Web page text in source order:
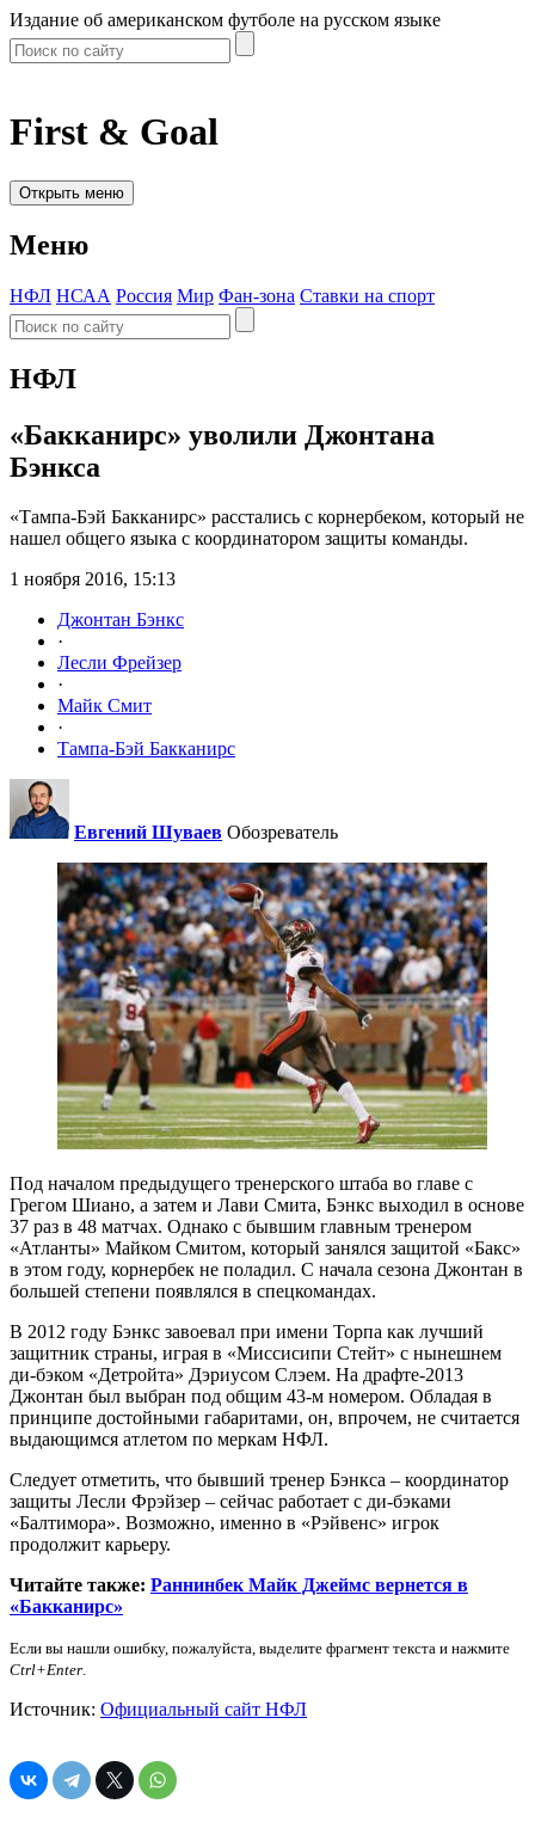
Издание об американском футболе на русском языке
First & Goal
Открыть меню
Меню
НФЛ НСАА Россия Мир Фан-зона Ставки на спорт
НФЛ
«Бакканирс» уволили Джонтана
Бэнкса
«Тампа-Бэй Бакканирс» расстались с корнербеком, который не
нашел общего языка с координатором защиты команды.
1 ноября 2016, 15:13
Джонтан Бэнкс
·
Лесли Фрейзер
·
Майк Смит
·
Тампа-Бэй Бакканирс
Евгений Шуваев Обозреватель
Под началом предыдущего тренерского штаба во главе с
Грегом Шиано, а затем и Лави Смита, Бэнкс выходил в основе
37 раз в 48 матчах. Однако с бывшим главным тренером
«Атланты» Майком Смитом, который занялся защитой «Бакс»
в этом году, корнербек не поладил. С начала сезона Джонтан в
большей степени появлялся в спецкомандах.
В 2012 году Бэнкс завоевал при имени Торпа как лучший
защитник страны, играя в «Миссисипи Стейт» с нынешнем
ди-бэком «Детройта» Дэриусом Слэем. На драфте-2013
Джонтан был выбран под общим 43-м номером. Обладая в
принципе достойными габаритами, он, впрочем, не считается
выдающимся атлетом по меркам НФЛ.
Следует отметить, что бывший тренер Бэнкса – координатор
защиты Лесли Фрэйзер – сейчас работает с ди-бэками
«Балтимора». Возможно, именно в «Рэйвенс» игрок
продолжит карьеру.
Читайте также: Раннинбек Майк Джеймс вернется в
«Бакканирс»
Если вы нашли ошибку, пожалуйста, выделите фрагмент текста и нажмите
Ctrl+Enter.
Источник: Официальный сайт НФЛ